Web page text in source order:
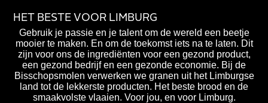
HET BESTE VOOR LIMBURG
Gebruik je passie en je talent om de wereld een beetje
mooier te maken. En om de toekomst iets na te laten. Dit
zijn voor ons de ingrediënten voor een gezond product,
een gezond bedrijf en een gezonde economie. Bij de
Bisschopsmolen verwerken we granen uit het Limburgse
land tot de lekkerste producten. Het beste brood en de
smaakvolste vlaaien. Voor jou, en voor Limburg.